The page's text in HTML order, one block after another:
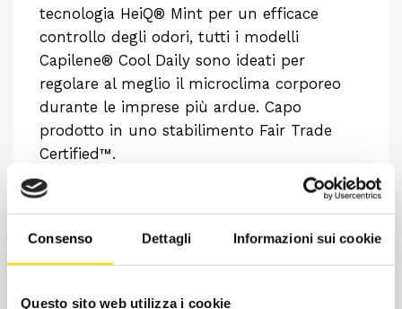
Consenso Dettagli Informazioni sui cookie
Questo sito web utilizza i cookie
tecnologia HeiQ® Mint per un efficace
controllo degli odori, tutti i modelli
Capilene® Cool Daily sono ideati per
regolare al meglio il microclima corporeo
durante le imprese più ardue. Capo
prodotto in uno stabilimento Fair Trade
Certified™.